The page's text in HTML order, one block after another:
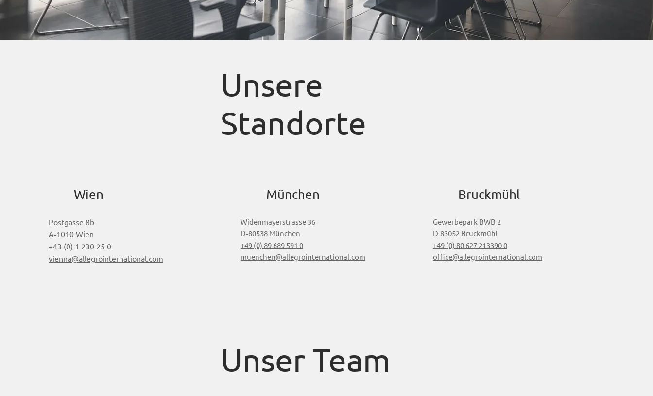
Unsere
Standorte
Wien
Postgasse 8b
A‑1010 Wien
+43 (0) 1 230 25 0
vienna@allegrointernational.com
München
Widenmayerstrasse 36
D‑80538 München
+49 (0) 89 689 591 0
muenchen@allegrointernational.com
Bruckmühl
Gewerbepark BWB 2
D-83052 Bruckmühl
+49 (0) 80 627 213390 0
office@allegrointernational.com
Unser Team